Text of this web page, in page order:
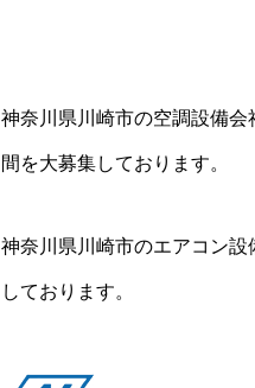
神奈川県川崎市の空調設備
間を大募集しております。
神奈川県川崎市のエアコン
しております。